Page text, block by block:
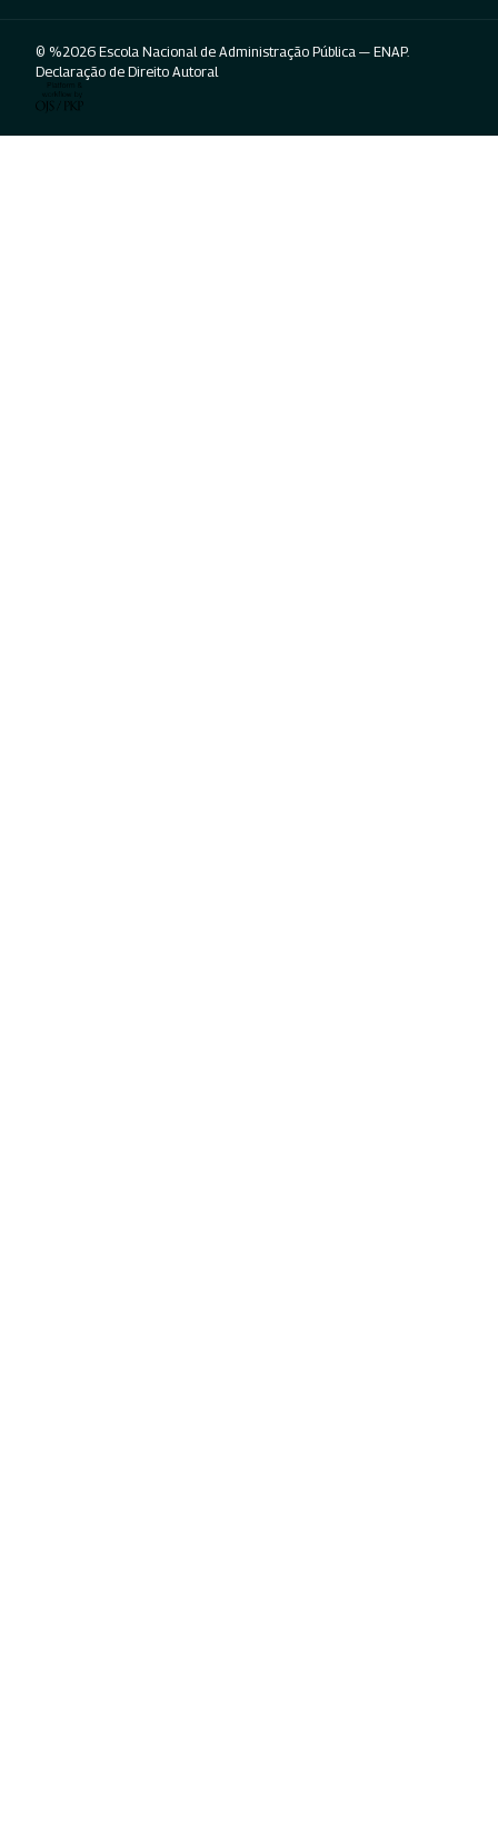
© %2026 Escola Nacional de Administração Pública — ENAP.
Declaração de Direito Autoral